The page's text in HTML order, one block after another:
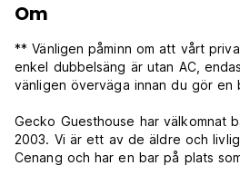
Om
** Vänligen påminn om att vårt
enkel dubbelsäng är utan AC,
vänligen överväga innan du gör en
Gecko Guesthouse har välkomnat
2003. Vi är ett av de äldre och
Cenang och har en bar på plats